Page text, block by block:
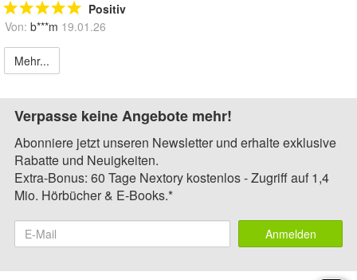
Positiv
Von: b***m 19.01.26
Mehr...
Verpasse keine Angebote mehr!
Abonniere jetzt unseren Newsletter und erhalte exklusive
Rabatte und Neuigkeiten.
Extra-Bonus: 60 Tage Nextory kostenlos - Zugriff auf 1,4
Mio. Hörbücher & E-Books.*
Anmelden